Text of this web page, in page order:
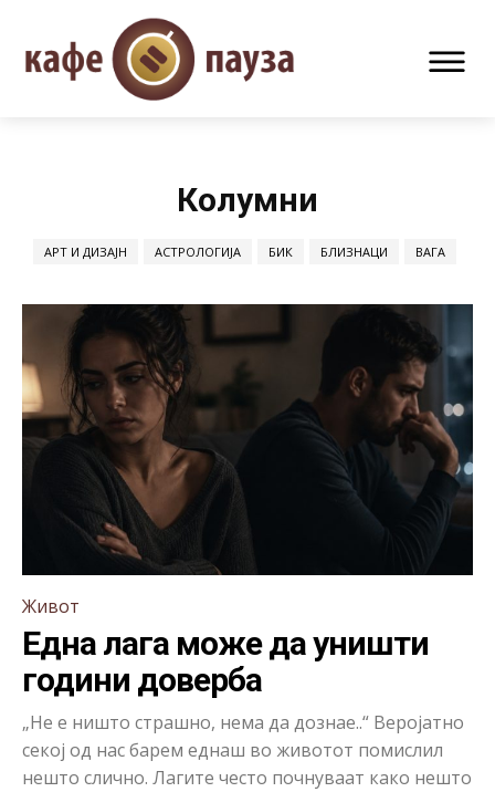
Колумни
АРТ И ДИЗАЈН АСТРОЛОГИЈА БИК БЛИЗНАЦИ ВАГА
Живот
Една лага може да уништи
години доверба
„Не е ништо страшно, нема да дознае..“ Веројатно
секој од нас барем еднаш во животот помислил
нешто слично. Лагите често почнуваат како нешто